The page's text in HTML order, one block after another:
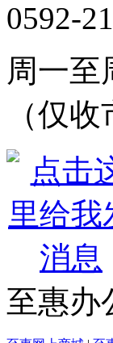
0592-
周一至
（仅收
至惠办